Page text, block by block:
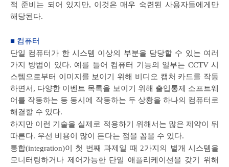
적 준비는 되어 있지만, 이것은 매우 숙련된 사용자들에게만
해당된다.
■ 컴퓨터
단일 컴퓨터가 한 시스템 이상의 부분을 담당할 수 있는 여러
가지 방법이 있다. 예를 들어 컴퓨터 기능의 일부는 CCTV 시
스템으로부터 이미지를 보이기 위해 비디오 캡처 카드를 작동
하면서, 다양한 이벤트 목록을 보이기 위해 출입통제 소프트웨
어를 작동하는 등 동시에 작동하는 두 상황을 하나의 컴퓨터로
해결할 수 있다.
하지만 이런 기술을 실제로 적용하기 위해서는 많은 제약이 뒤
따른다. 우선 비용이 많이 든다는 점을 꼽을 수 있다.
통합(integration)이 첫 번째 과제일 때 2가지의 별개 시스템을
모니터링하거나 제어가능한 단일 애플리케이션을 갖기 위해